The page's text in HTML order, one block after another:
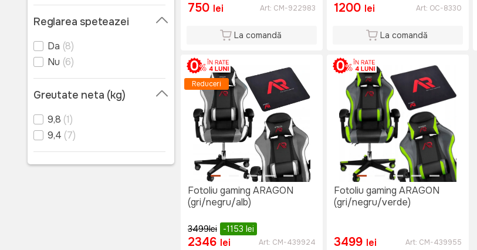
Reglarea speteazei
Da (8)
Nu (6)
Greutate neta (kg)
9,8 (1)
9,4 (7)
750 lei Art: CM-922983
La comandă
1200 lei Art: OC-8330
La comandă
Reduceri
Fotoliu gaming ARAGON
(gri/negru/alb)
3499lei -1153 lei
2346 lei Art: CM-439924
Fotoliu gaming ARAGON
(gri/negru/verde)
3499 lei Art: CM-439955